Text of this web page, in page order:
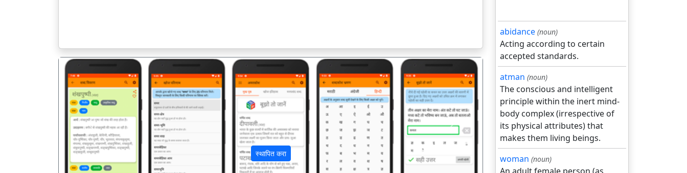
स्थापित करा
पिछला अगला
abidance (noun)
Acting according to certain
accepted standards.
atman (noun)
The conscious and intelligent
principle within the inert mind-
body complex (irrespective of
its physical attributes) that
makes them living beings.
woman (noun)